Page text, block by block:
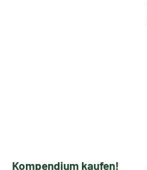
Kompendium kaufen!